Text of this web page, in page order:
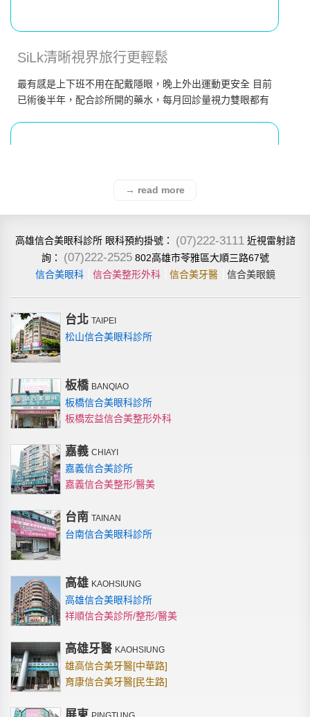
SiLk清晰視界旅行更輕鬆
最有感是上下班不用在配戴隱眼，晚上外出運動更安全 目前
已術後半年，配合診所開的藥水，每月回診量視力雙眼都有
牙醫雷射-低頭看診不滑落
選 SILK 主要是因為它傷口小、恢復也快，很符合我的需
求。從一開始的評估到檢查真的做得很完整（身為醫療人員
真的會默默觀察這些細節哈哈），整個過程讓我覺得很放
心。
SILK告別近視澳打更輕鬆
平常就是給劉宗學醫師看眼睛的檢查！所以超安心！（手超
→ read more
高雄信合美眼科診所 眼科預約掛號： (07)222-3111 近視雷射諮
詢： (07)222-2525 802高雄市苓雅區大順三路67號
信合美眼科
信合美整形外科 信合美牙醫 信合美眼鏡
台北 TAIPEI
松山信合美眼科診所
板橋 BANQIAO
板橋信合美眼科診所
板橋宏益信合美整形外科
嘉義 CHIAYI
嘉義信合美診所
嘉義信合美整形/醫美
台南 TAINAN
台南信合美眼科診所
高雄 KAOHSIUNG
高雄信合美眼科診所
祥順信合美診所/整形/醫美
高雄牙醫 KAOHSIUNG
雄高信合美牙醫[中華路]
育康信合美牙醫[民生路]